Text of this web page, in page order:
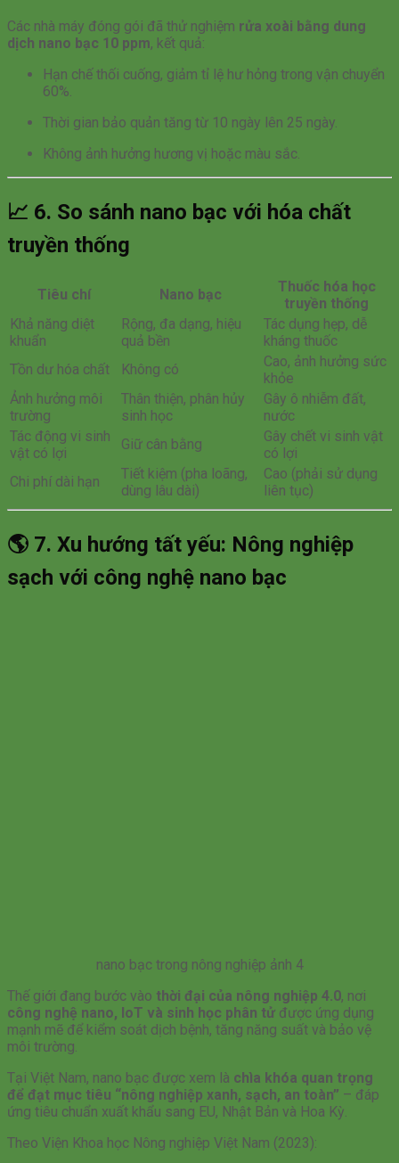
Các nhà máy đóng gói đã thử nghiệm rửa xoài bằng dung
dịch nano bạc 10 ppm, kết quả:
Hạn chế thối cuống, giảm tỉ lệ hư hỏng trong vận chuyển
60%.
Thời gian bảo quản tăng từ 10 ngày lên 25 ngày.
Không ảnh hưởng hương vị hoặc màu sắc.
📈 6. So sánh nano bạc với hóa chất
truyền thống
Tiêu chí Nano bạc
Thuốc hóa học
truyền thống
Khả năng diệt
khuẩn
Rộng, đa dạng, hiệu
quả bền
Tác dụng hẹp, dễ
kháng thuốc
Tồn dư hóa chất
Không có
Cao, ảnh hưởng sức
khỏe
Ảnh hưởng môi
trường
Thân thiện, phân hủy
sinh học
Gây ô nhiễm đất,
nước
Tác động vi sinh
vật có lợi
Giữ cân bằng
Gây chết vi sinh vật
có lợi
Chi phí dài hạn
Tiết kiệm (pha loãng,
dùng lâu dài)
Cao (phải sử dụng
liên tục)
🌎 7. Xu hướng tất yếu: Nông nghiệp
sạch với công nghệ nano bạc
nano bạc trong nông nghiệp ảnh 4
Thế giới đang bước vào thời đại của nông nghiệp 4.0, nơi
công nghệ nano, IoT và sinh học phân tử được ứng dụng
mạnh mẽ để kiểm soát dịch bệnh, tăng năng suất và bảo vệ
môi trường.
Tại Việt Nam, nano bạc được xem là chìa khóa quan trọng
để đạt mục tiêu “nông nghiệp xanh, sạch, an toàn” – đáp
ứng tiêu chuẩn xuất khẩu sang EU, Nhật Bản và Hoa Kỳ.
Theo Viện Khoa học Nông nghiệp Việt Nam (2023):